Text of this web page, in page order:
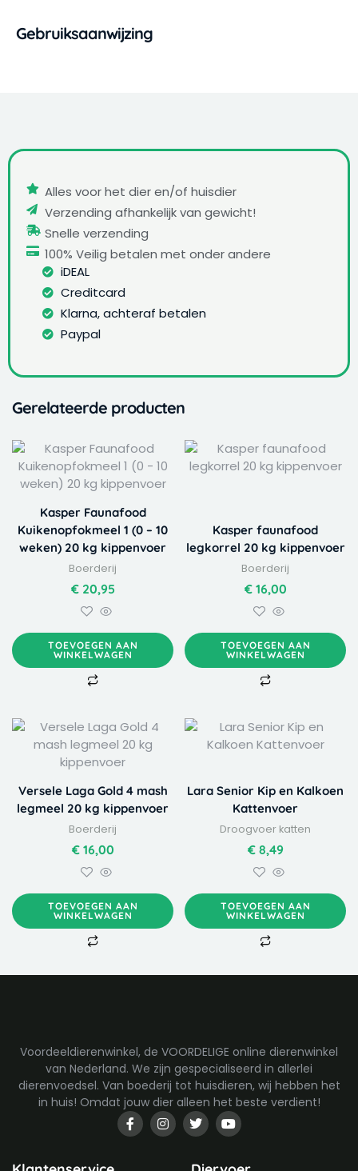
Gebruiksaanwijzing
Alles voor het dier en/of huisdier
Verzending afhankelijk van gewicht!
Snelle verzending
100% Veilig betalen met onder andere
iDEAL
Creditcard
Klarna, achteraf betalen
Paypal
Gerelateerde producten
Kasper Faunafood
Kuikenopfokmeel 1 (0 – 10
weken) 20 kg kippenvoer
Boerderij
€20,95
TOEVOEGEN AAN
WINKELWAGEN
Kasper faunafood
legkorrel 20 kg kippenvoer
Boerderij
€16,00
TOEVOEGEN AAN
WINKELWAGEN
Versele Laga Gold 4 mash
legmeel 20 kg kippenvoer
Boerderij
€16,00
TOEVOEGEN AAN
WINKELWAGEN
Lara Senior Kip en Kalkoen
Kattenvoer
Droogvoer katten
€8,49
TOEVOEGEN AAN
WINKELWAGEN
Voordeeldierenwinkel, de VOORDELIGE online dierenwinkel
van Nederland. We zijn gespecialiseerd in allerlei
dierenvoedsel. Van boederij tot huisdieren, wij hebben het
in huis! Omdat jouw dier alleen het beste verdient!
F
a
c
I
n
s
T
w
i
Y
o
u